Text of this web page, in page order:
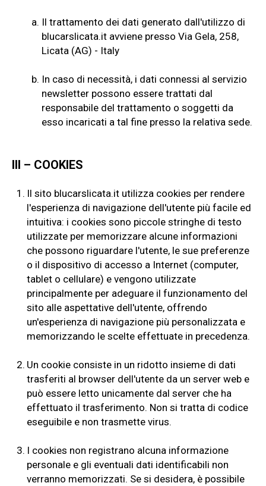
a. Il trattamento dei dati generato dall'utilizzo di
blucarslicata.it avviene presso Via Gela, 258,
Licata (AG) - Italy
b. In caso di necessità, i dati connessi al servizio
newsletter possono essere trattati dal
responsabile del trattamento o soggetti da
esso incaricati a tal fine presso la relativa sede.
III – COOKIES
1. Il sito blucarslicata.it utilizza cookies per rendere
l'esperienza di navigazione dell'utente più facile ed
intuitiva: i cookies sono piccole stringhe di testo
utilizzate per memorizzare alcune informazioni
che possono riguardare l'utente, le sue preferenze
o il dispositivo di accesso a Internet (computer,
tablet o cellulare) e vengono utilizzate
principalmente per adeguare il funzionamento del
sito alle aspettative dell'utente, offrendo
un'esperienza di navigazione più personalizzata e
memorizzando le scelte effettuate in precedenza.
2. Un cookie consiste in un ridotto insieme di dati
trasferiti al browser dell'utente da un server web e
può essere letto unicamente dal server che ha
effettuato il trasferimento. Non si tratta di codice
eseguibile e non trasmette virus.
3. I cookies non registrano alcuna informazione
personale e gli eventuali dati identificabili non
verranno memorizzati. Se si desidera, è possibile